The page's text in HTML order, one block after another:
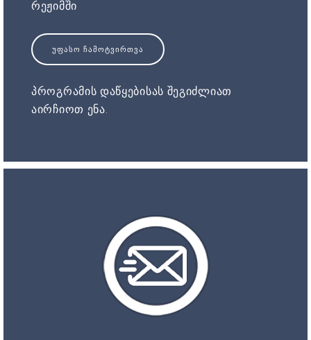
რეჟიმში
ᲣᲤᲐᲡᲝ ᲩᲐᲛᲝᲢᲕᲘᲠᲗᲕᲐ
პროგრამის დაწყებისას შეგიძლიათ
აირჩიოთ ენა.